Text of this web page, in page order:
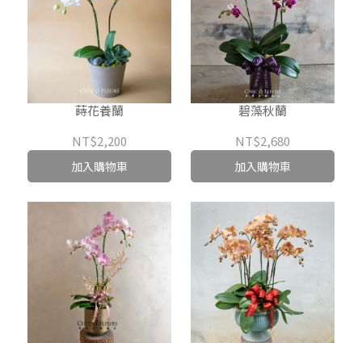
蒔花養蘭
NT$2,200
加入購物車
碧藻秋蘭
NT$2,680
加入購物車